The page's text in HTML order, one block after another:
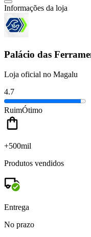
Informações da loja
Palácio das
Loja oficial no Magalu
4.7
RuimÓtimo
+500mil
Produtos vendidos
Entrega
No prazo